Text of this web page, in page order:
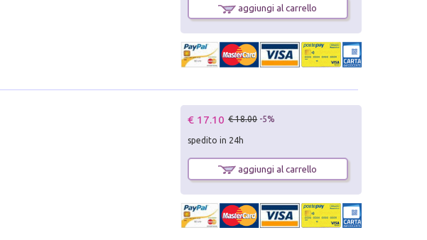
aggiungi al carrello
€ 17.10 € 18.00 -5%
spedito in 24h
aggiungi al carrello